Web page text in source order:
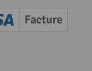
(Visa)
Facture